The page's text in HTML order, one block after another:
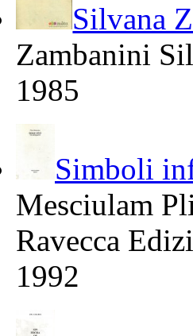
Silvana
Zambanini
1985
Simboli
Mesciulam
Ravecca
1992